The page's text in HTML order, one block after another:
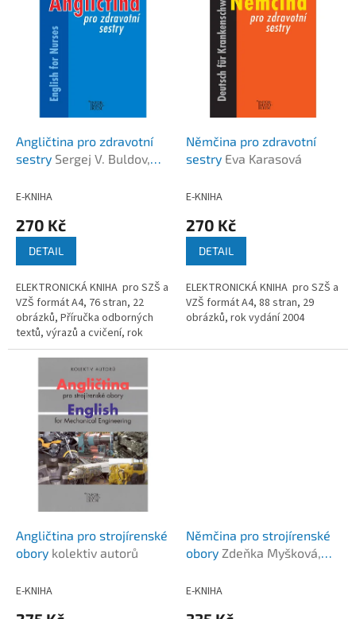
Angličtina pro zdravotní
sestry Sergej V. Buldov,
E-KNIHA
270 Kč
DETAIL
ELEKTRONICKÁ KNIHA pro SZŠ a
VZŠ formát A4, 76 stran, 22
obrázků, Příručka odborných
textů, výrazů a cvičení, rok
vydání 2003
Němčina pro zdravotní
sestry Eva Karasová
E-KNIHA
270 Kč
DETAIL
ELEKTRONICKÁ KNIHA pro SZŠ a
VZŠ formát A4, 88 stran, 29
obrázků, rok vydání 2004
Angličtina pro strojírenské
obory kolektiv autorů
E-KNIHA
Němčina pro strojírenské
obory Zdeňka Myšková,
Návratová
E-KNIHA